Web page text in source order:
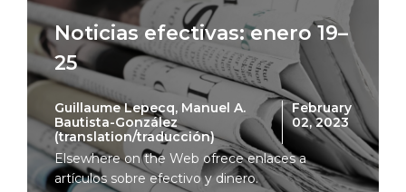
Noticias efectivas: enero 19–
25
Guillaume Lepecq, Manuel A.
Bautista-González
(translation/traducción)
February
02, 2023
Elsewhere on the Web ofrece enlaces a
artículos sobre efectivo y dinero.